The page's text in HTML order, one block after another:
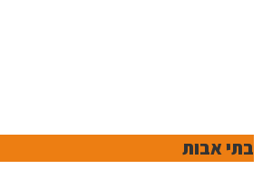
בתי אבות